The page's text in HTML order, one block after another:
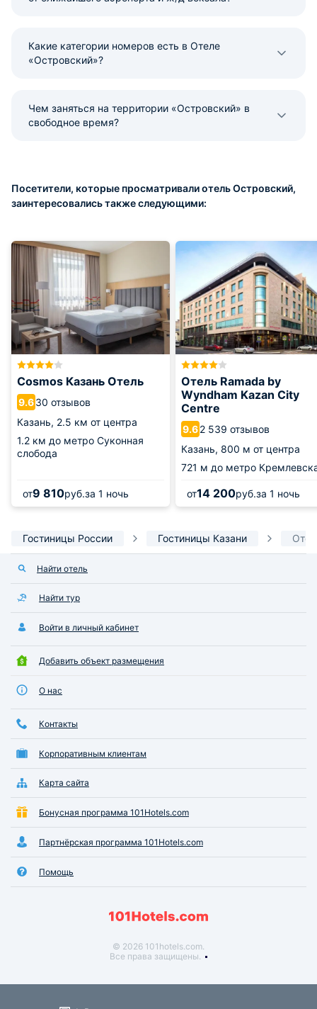
Какие категории номеров есть в Отеле
«Островский»?
Чем заняться на территории «Островский» в
свободное время?
Посетители, которые просматривали отель Островский,
заинтересовались также следующими:
Cosmos Казань Отель
9.630 отзывов
Казань, 2.5 км от центра
1.2 км до метро Суконная
слобода
от9 810руб.за 1 ночь
Отель Ramada by
Wyndham Kazan City
Centre
9.62 539 отзывов
Казань, 800 м от центра
721 м до метро
от14 200руб.за 1 ночь
Гостиницы России Гостиницы Казани
Найти отель
Найти тур
Войти в личный кабинет
Добавить объект размещения
О нас
Контакты
Корпоративным клиентам
Карта сайта
Бонусная программа 101Hotels.com
Партнёрская программа 101Hotels.com
Помощь
© 2026 101hotels.com.
Все права защищены.